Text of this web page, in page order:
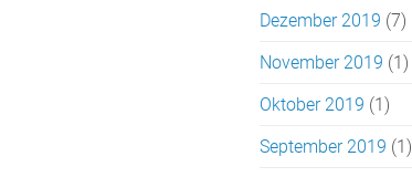
Dezember 2019 (7)
November 2019 (1)
Oktober 2019 (1)
September 2019 (1)